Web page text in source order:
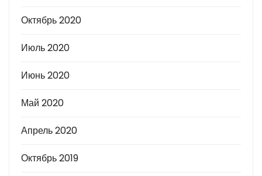
Октябрь 2020
Июль 2020
Июнь 2020
Май 2020
Апрель 2020
Октябрь 2019